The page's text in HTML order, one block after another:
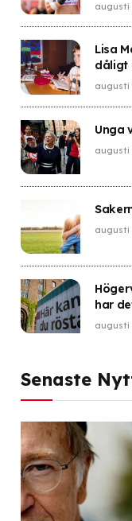
augusti
Lisa
dåligt
augusti
Unga
augusti
augusti
har
augusti
Senaste